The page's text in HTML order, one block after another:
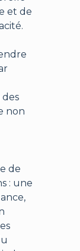
et de
des
non
de
: une